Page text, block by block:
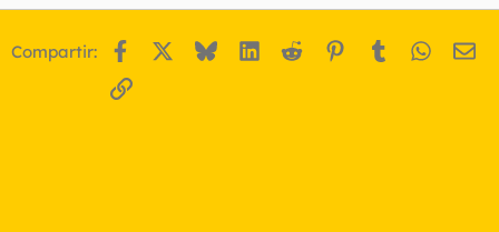
Compartir: Facebook BlueskyLinkedIn
Reddit Pinterest
Tumblr
Enlace